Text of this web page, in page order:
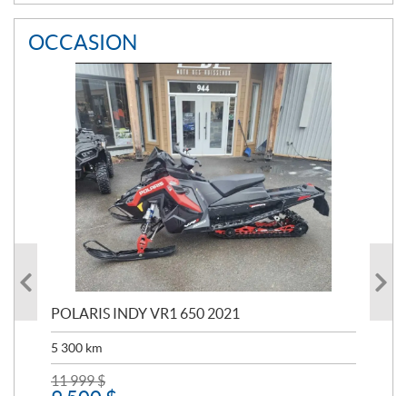
OCCASION
POLARIS INDY VR1 650 2021
5 300 km
11 999$